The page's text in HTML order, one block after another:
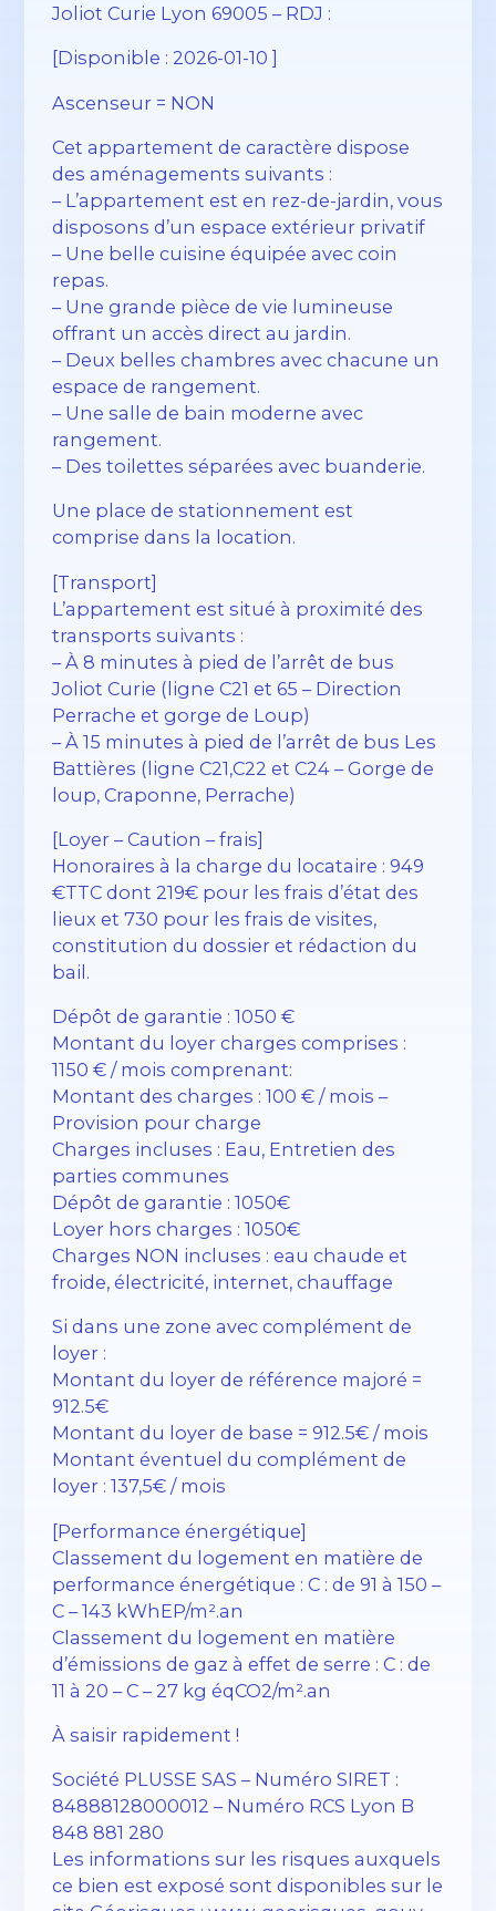
Joliot Curie Lyon 69005 – RDJ :
[Disponible : 2026-01-10 ]
Ascenseur = NON
Cet appartement de caractère dispose
des aménagements suivants :
– L’appartement est en rez-de-jardin, vous
disposons d’un espace extérieur privatif
– Une belle cuisine équipée avec coin
repas.
– Une grande pièce de vie lumineuse
offrant un accès direct au jardin.
– Deux belles chambres avec chacune un
espace de rangement.
– Une salle de bain moderne avec
rangement.
– Des toilettes séparées avec buanderie.
Une place de stationnement est
comprise dans la location.
[Transport]
L’appartement est situé à proximité des
transports suivants :
– À 8 minutes à pied de l’arrêt de bus
Joliot Curie (ligne C21 et 65 – Direction
Perrache et gorge de Loup)
– À 15 minutes à pied de l’arrêt de bus Les
Battières (ligne C21,C22 et C24 – Gorge de
loup, Craponne, Perrache)
[Loyer – Caution – frais]
Honoraires à la charge du locataire : 949
€TTC dont 219€ pour les frais d’état des
lieux et 730 pour les frais de visites,
constitution du dossier et rédaction du
bail.
Dépôt de garantie : 1050 €
Montant du loyer charges comprises :
1150 € / mois comprenant:
Montant des charges : 100 € / mois –
Provision pour charge
Charges incluses : Eau, Entretien des
parties communes
Dépôt de garantie : 1050€
Loyer hors charges : 1050€
Charges NON incluses : eau chaude et
froide, électricité, internet, chauffage
Si dans une zone avec complément de
loyer :
Montant du loyer de référence majoré =
912.5€
Montant du loyer de base = 912.5€ / mois
Montant éventuel du complément de
loyer : 137,5€ / mois
[Performance énergétique]
Classement du logement en matière de
performance énergétique : C : de 91 à 150 –
C – 143 kWhEP/m².an
Classement du logement en matière
d’émissions de gaz à effet de serre : C : de
11 à 20 – C – 27 kg éqCO2/m².an
À saisir rapidement !
Société PLUSSE SAS – ​​Numéro SIRET :
84888128000012 – Numéro RCS Lyon B
848 881 280
Les informations sur les risques auxquels
ce bien est exposé sont disponibles sur le